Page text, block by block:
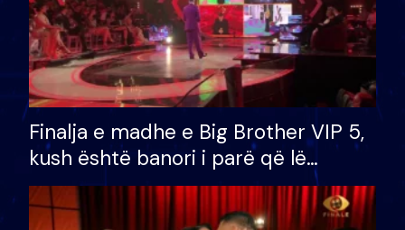
Finalja e madhe e Big Brother VIP 5,
kush është banori i parë që lë
shtëpinë dhe humb mundësinë për
të fituar çmimin e madh